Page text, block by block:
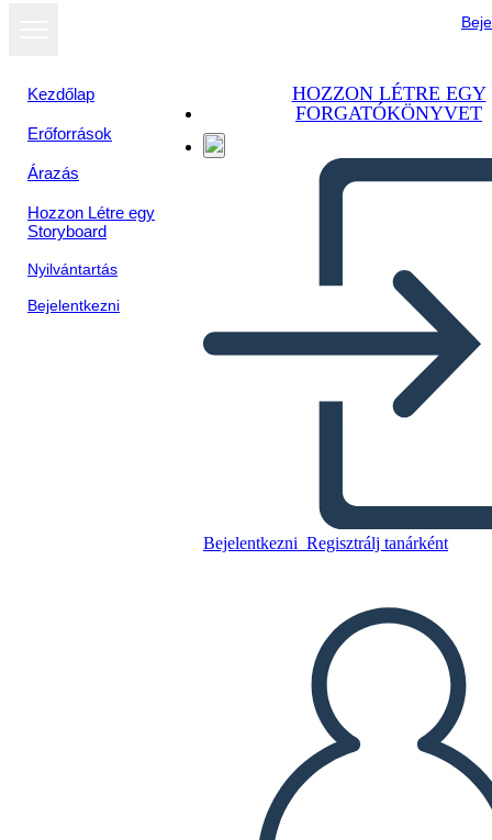
Kezdőlap
Erőforrások
Árazás
Hozzon Létre egy
Storyboard
Nyilvántartás
Bejelentkezni
HOZZON LÉTRE EGY
FORGATÓKÖNYVET
Bejelentkezni Regisztrálj tanárként
Popolo Taino
KÉSZÍTSEN EGY STORYBOARDOT
DIAVETÍTÉS LEJÁTSZÁSA
OLVASS NEKEM